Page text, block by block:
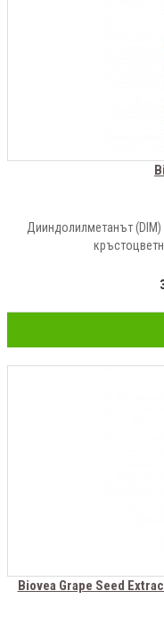
Дииндолилметанът
Biovea Grape Seed